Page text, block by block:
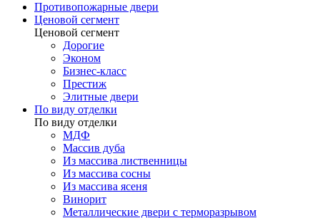
Противопожарные двери
Ценовой сегмент
Ценовой сегмент
Дорогие
Эконом
Бизнес-класс
Престиж
Элитные двери
По виду отделки
По виду отделки
МДФ
Массив дуба
Из массива лиственницы
Из массива сосны
Из массива ясеня
Винорит
Металлические двери с терморазрывом